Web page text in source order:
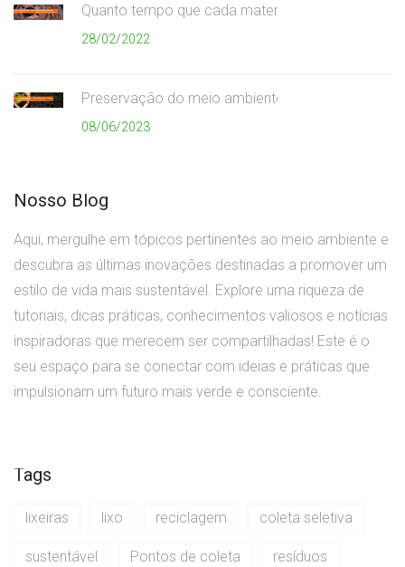
Quanto tempo que cada material demora para se
28/02/2022
Preservação do meio ambiente
08/06/2023
Nosso Blog
Aqui, mergulhe em tópicos pertinentes ao meio ambiente e
descubra as últimas inovações destinadas a promover um
estilo de vida mais sustentável. Explore uma riqueza de
tutoriais, dicas práticas, conhecimentos valiosos e notícias
inspiradoras que merecem ser compartilhadas! Este é o
seu espaço para se conectar com ideias e práticas que
impulsionam um futuro mais verde e consciente.
Tags
lixeiras lixo reciclagem coleta seletiva
sustentável Pontos de coleta resíduos